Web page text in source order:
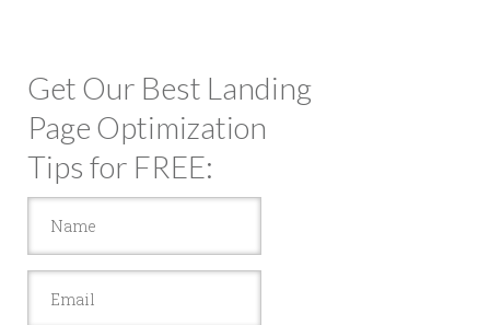
Get Our Best Landing
Page Optimization
Tips for FREE: